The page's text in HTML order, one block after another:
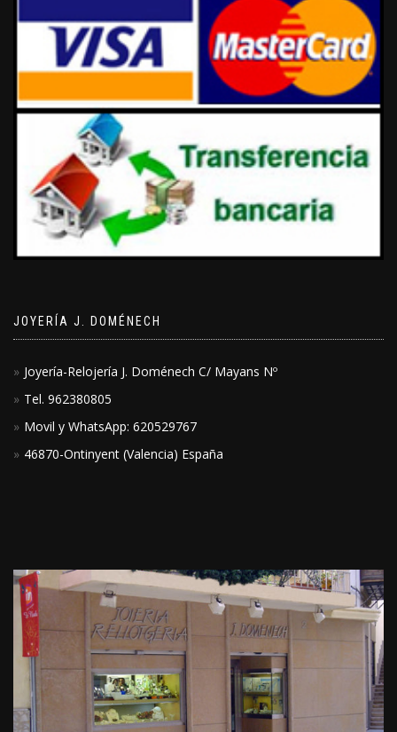
JOYERÍA J. DOMÉNECH
Joyería-Relojería J. Doménech C/ Mayans Nº
Tel. 962380805
Movil y WhatsApp: 620529767
46870-Ontinyent (Valencia) España